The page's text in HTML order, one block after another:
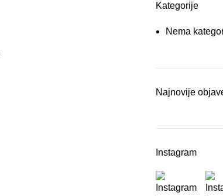
Kategorije
Nema
Najnovije
Instagram